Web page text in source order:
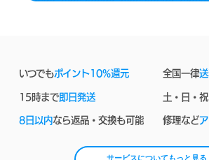
いつでもポイント10%還元 全国一律
15時まで即日発送 土・日・
8日以内なら返品・交換も可能 修理など